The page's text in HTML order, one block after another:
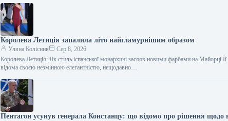
Королева Летиція запалила літо найгламурнішим образом
Уляна Колісник
Сер 8, 2026
Королева Летиція: Як стиль іспанської монархині засяяв новими фарбами на Майорці
відома своєю незмінною елегантністю, нещодавно…
Пентагон усунув генерала Констанцу: що відомо про рішення щодо